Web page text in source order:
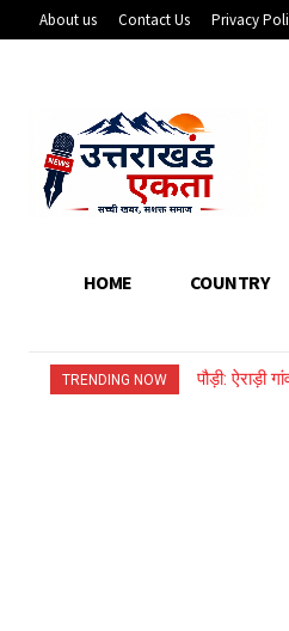
About us Contact Us Privacy
HOME COUNTRY
TRENDING NOW पौड़ी: ऐराड़ी